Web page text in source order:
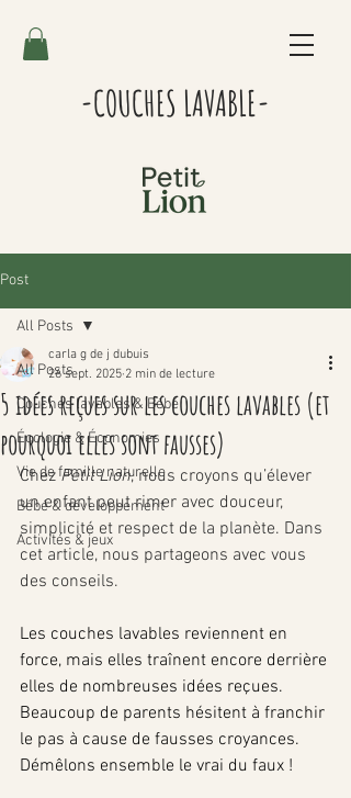
-COUCHES LAVABLE-
Post
All Posts
Couches lavables & Bébé
Écologie & Économies
Vie de famille naturelle
Bébé & développement
Activités & jeux
All Posts
5 idées reçues sur les couches lavables (et
pourquoi elles sont fausses)
carla g de j dubuis
26 sept. 2025 2 min de lecture
Chez Petit Lion, nous croyons qu’élever
un enfant peut rimer avec douceur,
simplicité et respect de la planète. Dans
cet article, nous partageons avec vous
des conseils.
Les couches lavables reviennent en
force, mais elles traînent encore derrière
elles de nombreuses idées reçues.
Beaucoup de parents hésitent à franchir
le pas à cause de fausses croyances.
Démêlons ensemble le vrai du faux !